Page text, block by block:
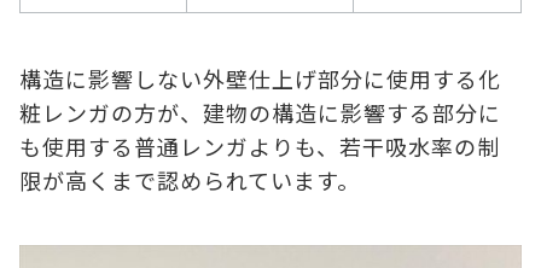
構造に影響しない外壁仕上げ部分に使用する化
粧レンガの方が、建物の構造に影響する部分に
も使用する普通レンガよりも、若干吸水率の制
限が高くまで認められています。